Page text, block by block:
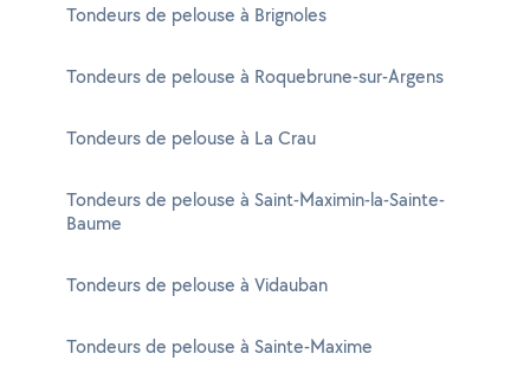
Tondeurs de pelouse à Brignoles
Tondeurs de pelouse à Roquebrune-sur-Argens
Tondeurs de pelouse à La Crau
Tondeurs de pelouse à Saint-Maximin-la-Sainte-
Baume
Tondeurs de pelouse à Vidauban
Tondeurs de pelouse à Sainte-Maxime